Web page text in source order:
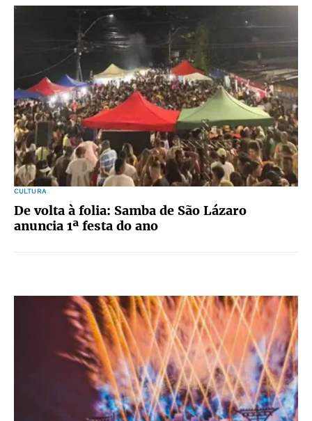
CULTURA
De volta à folia: Samba de São Lázaro
anuncia 1ª festa do ano